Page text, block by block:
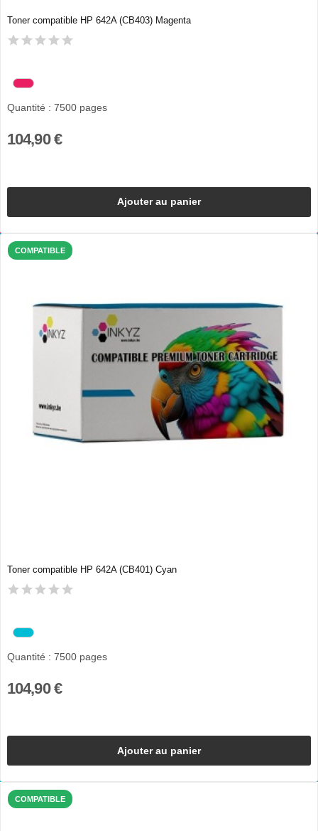
Toner compatible HP 642A (CB403) Magenta
Quantité : 7500 pages
104,90 €
Ajouter au panier
COMPATIBLE
Toner compatible HP 642A (CB401) Cyan
Quantité : 7500 pages
104,90 €
Ajouter au panier
COMPATIBLE